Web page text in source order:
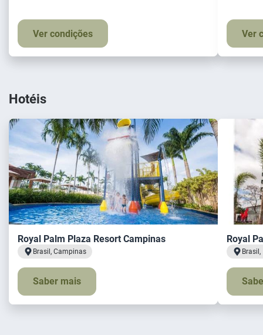
Ver condições Ver
Hotéis
Royal Palm Plaza Resort Campinas
Brasil, Campinas
Saber mais
Royal